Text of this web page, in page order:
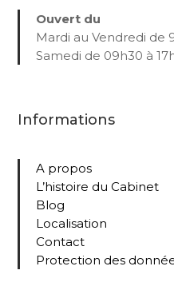
Ouvert du
Mardi au Vendredi de
Samedi de 09h30 à
Informations
A propos
L’histoire du Cabinet
Blog
Localisation
Contact
Protection des